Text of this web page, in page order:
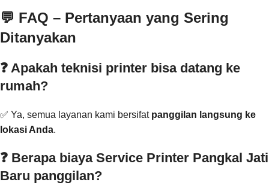
💬 FAQ – Pertanyaan yang Sering
Ditanyakan
❓ Apakah teknisi printer bisa datang ke
rumah?
✅ Ya, semua layanan kami bersifat panggilan langsung ke
lokasi Anda.
❓ Berapa biaya Service Printer Pangkal Jati
Baru panggilan?